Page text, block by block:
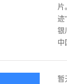
片
迹
银
中
暂